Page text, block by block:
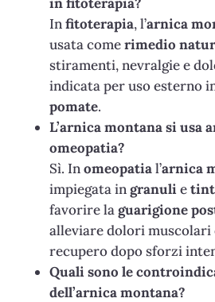
Infitoterapia, l’arnica
usata comerimedio
stiramenti, nevralgie e
indicata per uso esterno
pomate.
L’arnica montana si usa
omeopatia?
Sì. Inomeopatial’arnica
impiegata ingranulie
favorire laguarigione
alleviare dolori muscolari
recupero dopo sforzi
Quali sono le
dell’arnica montana?